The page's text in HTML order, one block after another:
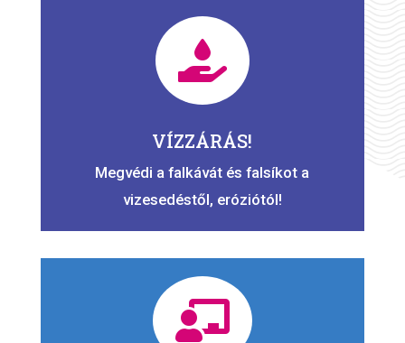

VÍZZÁRÁS!
Megvédi a falkávát és falsíkot a
vizesedéstől, eróziótól!
